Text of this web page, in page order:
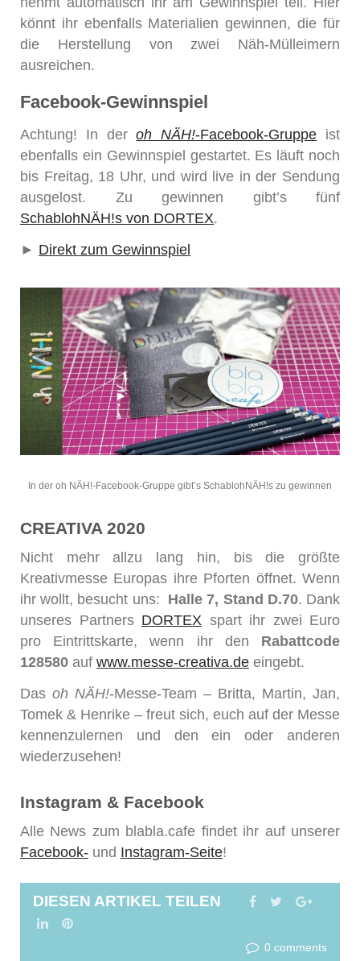
könnt ihr ebenfalls Materialien gewinnen, die für
die Herstellung von zwei Näh-Mülleimern
ausreichen.
Facebook-Gewinnspiel
Achtung! In deroh NÄH!-Facebook-Gruppe ist
ebenfalls ein Gewinnspiel gestartet. Es läuft noch
bis Freitag, 18 Uhr, und wird live in der Sendung
ausgelost. Zu gewinnen gibt’s fünf
SchablohNÄH!s von DORTEX.
► Direkt zum Gewinnspiel
In der oh NÄH!-Facebook-Gruppe gibt’s SchablohNÄH!s zu gewinnen
CREATIVA 2020
Nicht mehr allzu lang hin, bis die größte
Kreativmesse Europas ihre Pforten öffnet. Wenn
ihr wollt, besucht uns: Halle 7, Stand D.70. Dank
unseres Partners DORTEX spart ihr zwei Euro
pro Eintrittskarte, wenn ihr den Rabattcode
128580 auf www.messe-creativa.de eingebt.
Das oh NÄH!-Messe-Team – Britta, Martin, Jan,
Tomek & Henrike – freut sich, euch auf der Messe
kennenzulernen und den ein oder anderen
wiederzusehen!
Instagram & Facebook
Alle News zum blabla.cafe findet ihr auf unserer
Facebook- und Instagram-Seite!
DIESEN ARTIKEL TEILEN FACEBOOK
TWITTER
LINKEDIN
PINTEREST
0 comments